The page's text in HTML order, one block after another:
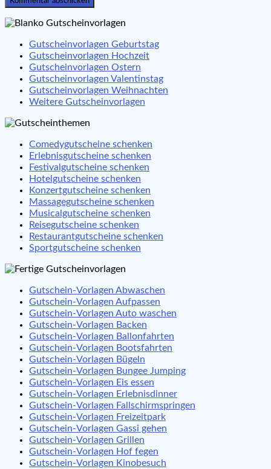
Gutscheinvorlagen Geburtstag
Gutscheinvorlagen Hochzeit
Gutscheinvorlagen Ostern
Gutscheinvorlagen Valentinstag
Gutscheinvorlagen Weihnachten
Weitere Gutscheinvorlagen
Comedygutscheine schenken
Erlebnisgutscheine schenken
Festivalgutscheine schenken
Hotelgutscheine schenken
Konzertgutscheine schenken
Massagegutscheine schenken
Musicalgutscheine schenken
Reisegutscheine schenken
Restaurantgutscheine schenken
Sportgutscheine schenken
Gutschein-Vorlagen Abwaschen
Gutschein-Vorlagen Aufpassen
Gutschein-Vorlagen Auto waschen
Gutschein-Vorlagen Backen
Gutschein-Vorlagen Ballonfahrten
Gutschein-Vorlagen Bootsfahrten
Gutschein-Vorlagen Bügeln
Gutschein-Vorlagen Bungee Jumping
Gutschein-Vorlagen Eis essen
Gutschein-Vorlagen Erlebnisdinner
Gutschein-Vorlagen Fallschirmspringen
Gutschein-Vorlagen Freizeitpark
Gutschein-Vorlagen Gassi gehen
Gutschein-Vorlagen Grillen
Gutschein-Vorlagen Hof fegen
Gutschein-Vorlagen Kinobesuch